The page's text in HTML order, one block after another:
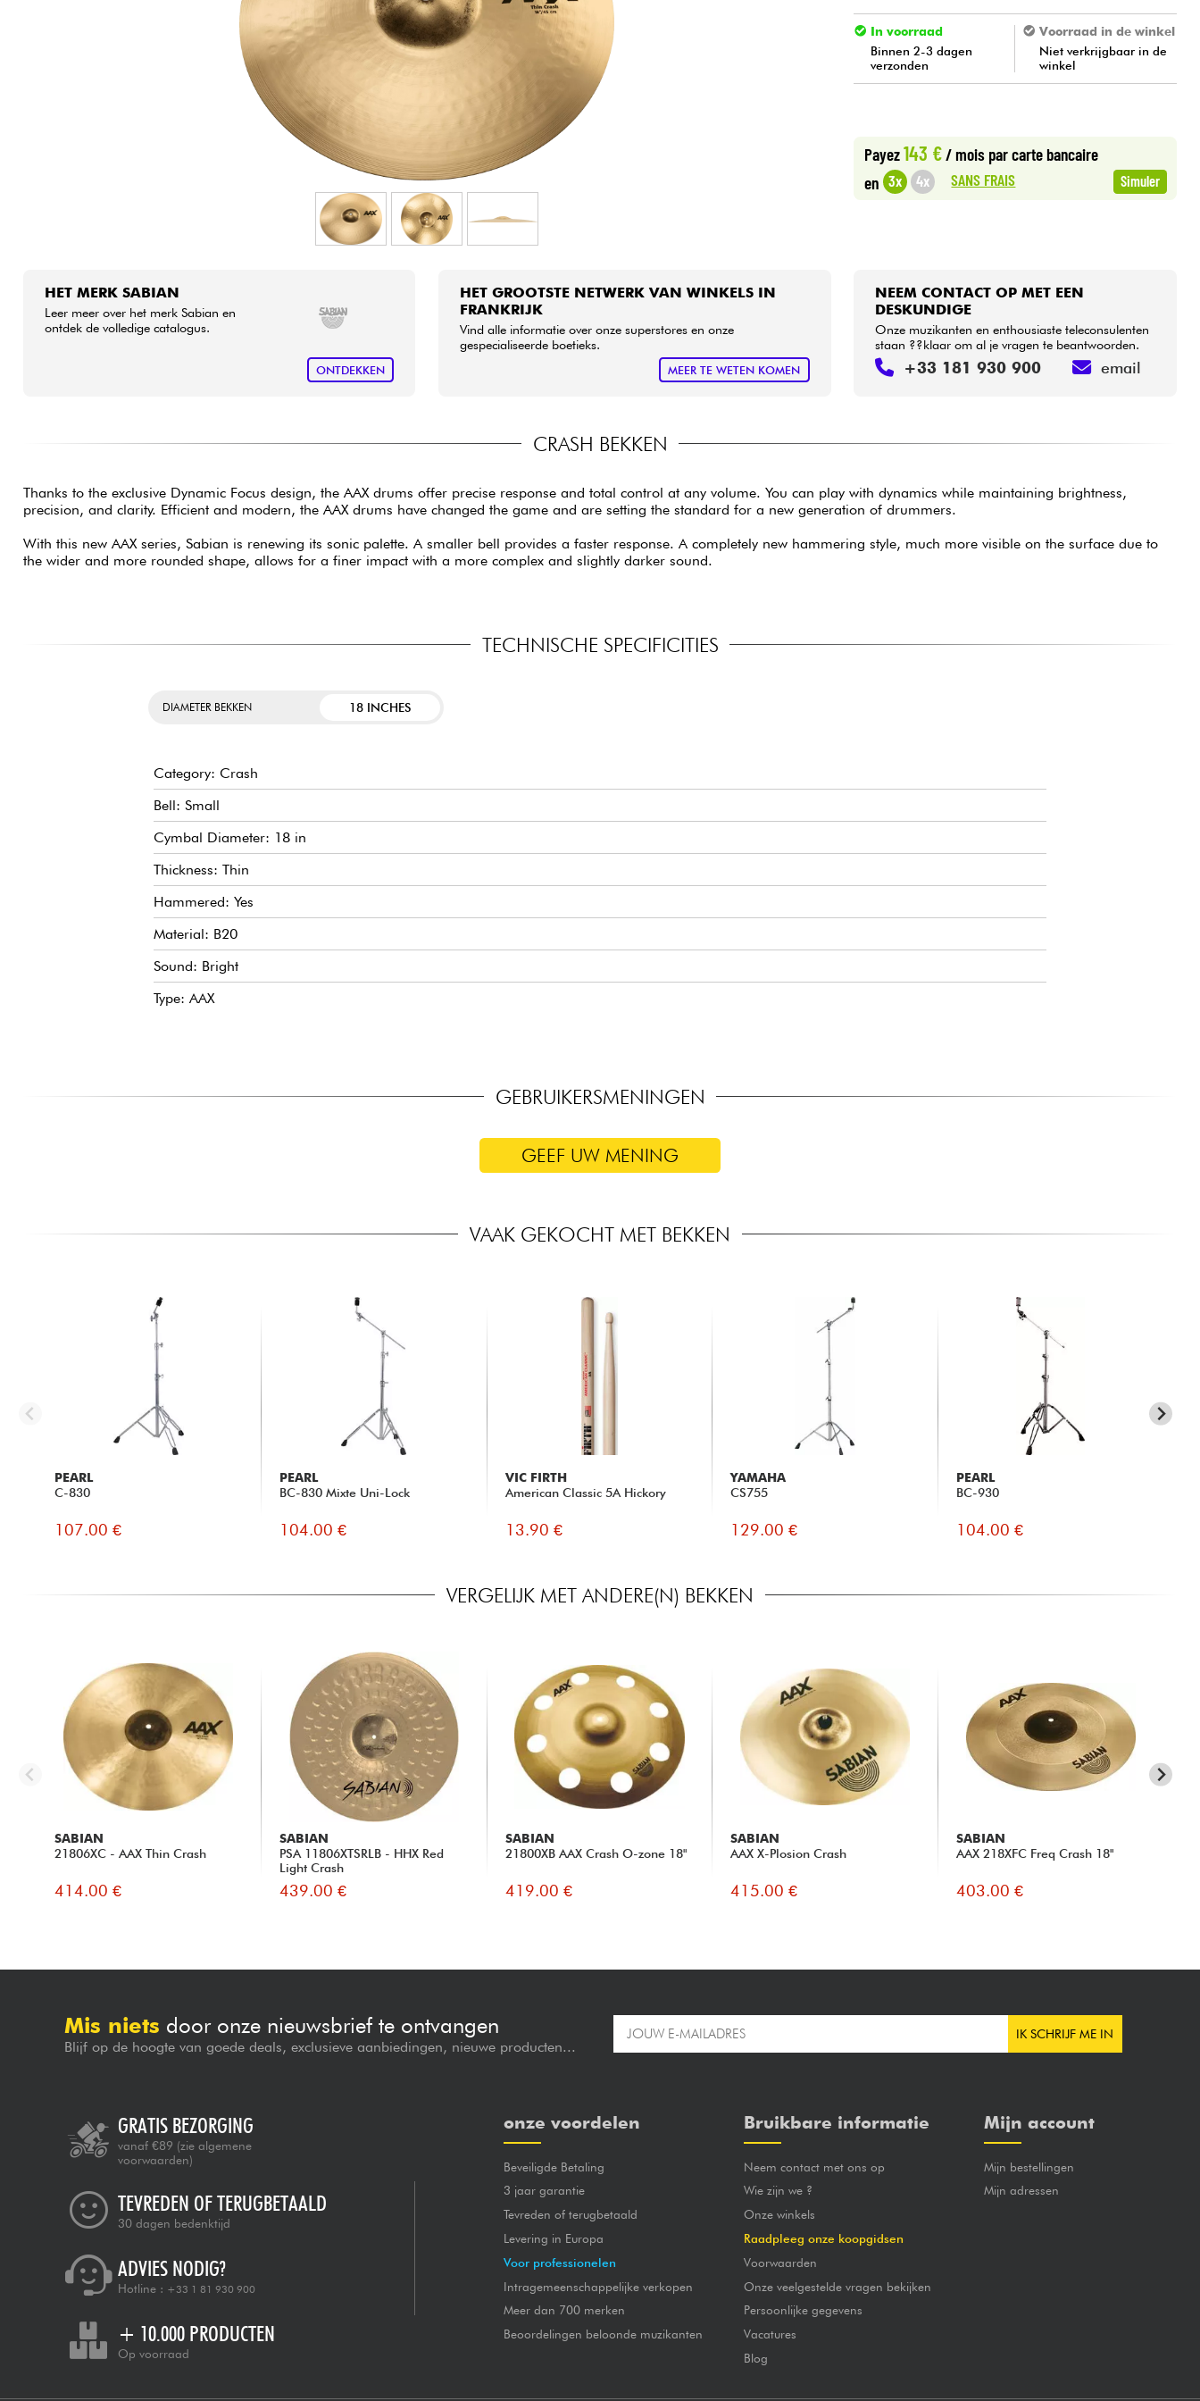
Bekijk onze merken
In voorraad
Binnen 2-3 dagen
verzonden
Voorraad in de winkel
Niet verkrijgbaar in de
winkel
Payez143 €/ mois par carte bancaire
en 3x 4x SANS FRAIS Simuler
HET MERK SABIAN
Leer meer over het merk Sabian en
ontdek de volledige catalogus.
ONTDEKKEN
HET GROOTSTE NETWERK VAN WINKELS IN
FRANKRIJK
Vind alle informatie over onze superstores en onze
gespecialiseerde boetieks.
MEER TE WETEN KOMEN
NEEM CONTACT OP MET EEN
DESKUNDIGE
Onze muzikanten en enthousiaste teleconsulenten
staan ??klaar om al je vragen te beantwoorden.
+33 181 930 900 email
CRASH BEKKEN
Thanks to the exclusive Dynamic Focus design, the AAX drums offer precise response and total control at any volume. You can play with dynamics while maintaining brightness,
precision, and clarity. Efficient and modern, the AAX drums have changed the game and are setting the standard for a new generation of drummers.
With this new AAX series, Sabian is renewing its sonic palette. A smaller bell provides a faster response. A completely new hammering style, much more visible on the surface due to
the wider and more rounded shape, allows for a finer impact with a more complex and slightly darker sound.
TECHNISCHE SPECIFICITIES
DIAMETER BEKKEN 18 INCHES
Category: Crash
Bell: Small
Cymbal Diameter: 18 in
Thickness: Thin
Hammered: Yes
Material: B20
Sound: Bright
Type: AAX
GEBRUIKERSMENINGEN
GEEF UW MENING
VAAK GEKOCHT MET BEKKEN
PEARL
C-830
107.00 €
PEARL
BC-830 Mixte Uni-Lock
104.00 €
VIC FIRTH
American Classic 5A Hickory
13.90 €
YAMAHA
CS755
129.00 €
PEARL
BC-930
104.00 €
VERGELIJK MET ANDERE(N) BEKKEN
SABIAN
21806XC - AAX Thin Crash
414.00 €
SABIAN
PSA 11806XTSRLB - HHX Red
Light Crash
439.00 €
SABIAN
21800XB AAX Crash O-zone 18"
419.00 €
SABIAN
AAX X-Plosion Crash
415.00 €
SABIAN
AAX 218XFC Freq Crash 18"
403.00 €
Mis niets door onze nieuwsbrief te ontvangen
Blijf op de hoogte van goede deals, exclusieve aanbiedingen, nieuwe producten...
IK SCHRIJF ME IN
GRATIS BEZORGING
vanaf €89 (zie algemene
voorwaarden)
TEVREDEN OF TERUGBETAALD
30 dagen bedenktijd
ADVIES NODIG?
Hotline : +33 1 81 930 900
+ 10.000 PRODUCTEN
Op voorraad
onze voordelen
Beveiligde Betaling
3 jaar garantie
Tevreden of terugbetaald
Levering in Europa
Voor professionelen
Intragemeenschappelijke verkopen
Meer dan 700 merken
Beoordelingen beloonde muzikanten
Bruikbare informatie
Neem contact met ons op
Wie zijn we ?
Onze winkels
Raadpleeg onze koopgidsen
Voorwaarden
Onze veelgestelde vragen bekijken
Persoonlijke gegevens
Vacatures
Blog
Mijn account
Mijn bestellingen
Mijn adressen